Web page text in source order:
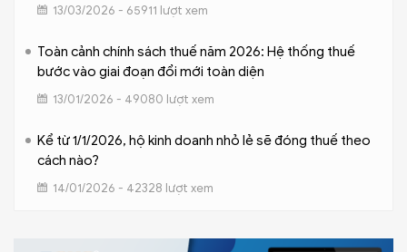
13/03/2026 - 65911 lượt xem
Toàn cảnh chính sách thuế năm 2026: Hệ thống thuế
bước vào giai đoạn đổi mới toàn diện
13/01/2026 - 49080 lượt xem
Kể từ 1/1/2026, hộ kinh doanh nhỏ lẻ sẽ đóng thuế theo
cách nào?
14/01/2026 - 42328 lượt xem